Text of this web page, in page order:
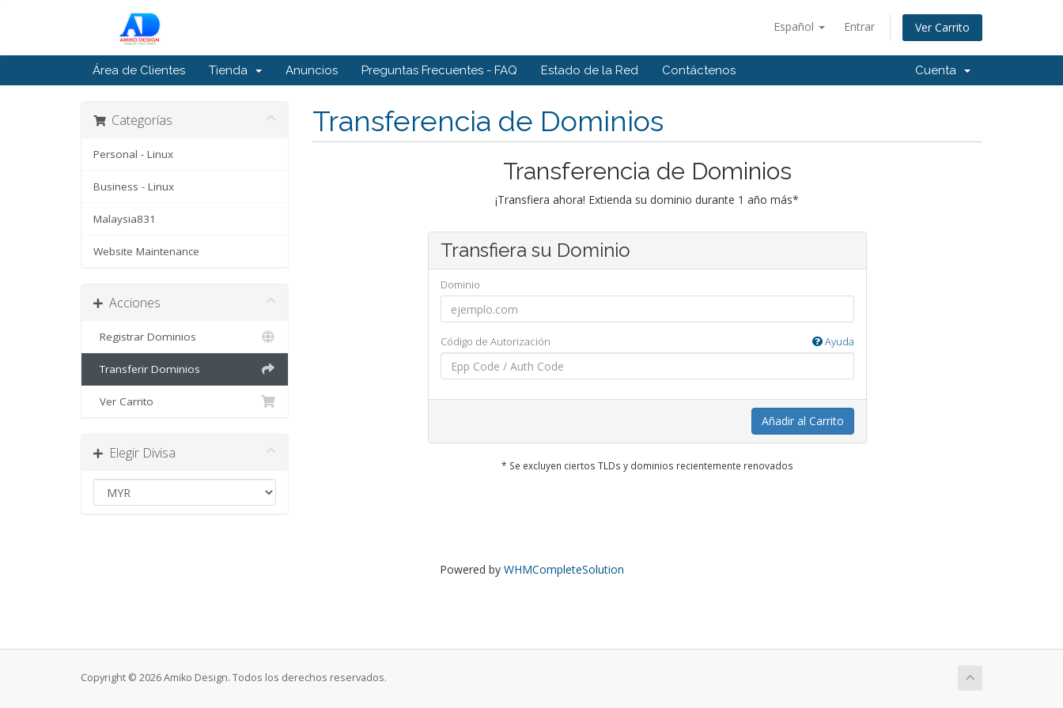
Español Entrar Ver Carrito
Área de Clientes Tienda Anuncios Preguntas Frecuentes - FAQ Estado de la Red Contáctenos Cuenta
Categorías
Personal - Linux
Business - Linux
Malaysia831
Website Maintenance
Acciones
Registrar Dominios
Transferir Dominios
Ver Carrito
Elegir Divisa
Transferencia de Dominios
Transferencia de Dominios
¡Transfiera ahora! Extienda su dominio durante 1 año más*
Transfiera su Dominio
Dominio
Código de Autorización Ayuda
Añadir al Carrito
* Se excluyen ciertos TLDs y dominios recientemente renovados
Powered by WHMCompleteSolution
Copyright © 2026 Amiko Design. Todos los derechos reservados.